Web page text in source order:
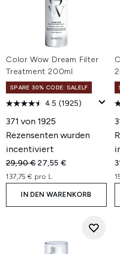
Color Wow Dream Filter
Treatment 200ml
SPARE 30% CODE: SALELF
4.5 (1925)
371 von 1925
Rezensenten wurden
incentiviert
Unverbindliche
29,90 €Aktueller Preis:
27,55 €
137,75 € pro L
IN DEN WARENKORB